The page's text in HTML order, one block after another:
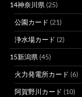
14神奈川県 (25)
公園カード (21)
浄水場カード (2)
15新潟県 (45)
火力発電所カード (6)
阿賀野川カード (10)